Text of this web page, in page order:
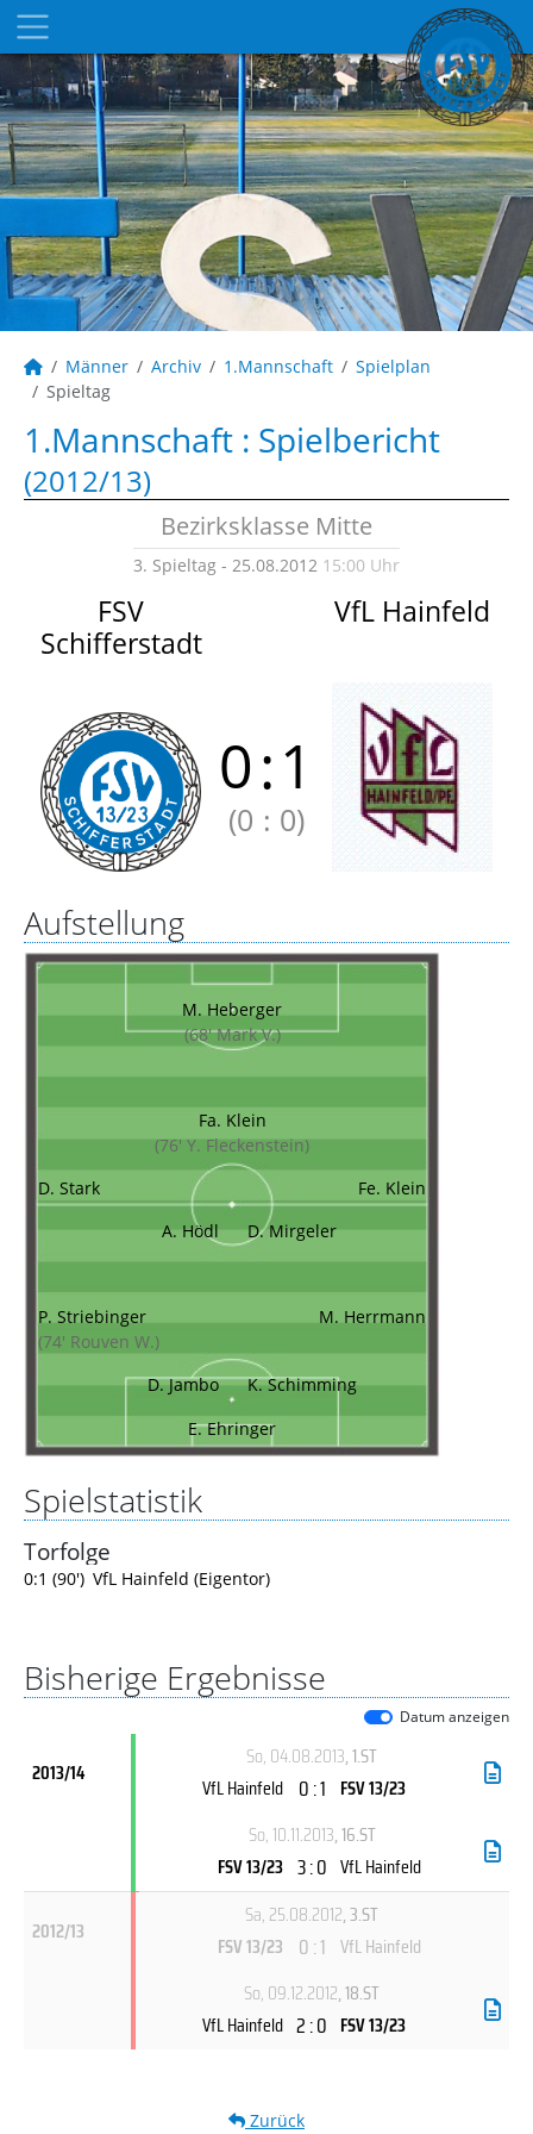
Männer Archiv 1.Mannschaft
Spielplan
Spieltag
1.Mannschaft : Spielbericht
(2012/13)
Bezirksklasse Mitte
3. Spieltag - 25.08.2012 15:00 Uhr
FSV
Schifferstadt
VfL Hainfeld
0:1
(0 : 0)
Aufstellung
M. Heberger
(68' Mark V.)
Fa. Klein
(76' Y. Fleckenstein)
D. Stark
Fe. Klein
A. Hödl
D. Mirgeler
P. Striebinger
(74' Rouven W.)
M. Herrmann
D. Jambo
K. Schimming
E. Ehringer
Spielstatistik
Torfolge
0:1 (90') VfL Hainfeld (Eigentor)
Bisherige Ergebnisse
Datum anzeigen
2013/14
So, 04.08.2013, 1.ST
VfL Hainfeld 0 : 1 FSV 13/23
So, 10.11.2013, 16.ST
FSV 13/23 3 : 0 VfL Hainfeld
2012/13
Sa, 25.08.2012, 3.ST
FSV 13/23 0 : 1 VfL Hainfeld
So, 09.12.2012, 18.ST
VfL Hainfeld 2 : 0 FSV 13/23
Zurück